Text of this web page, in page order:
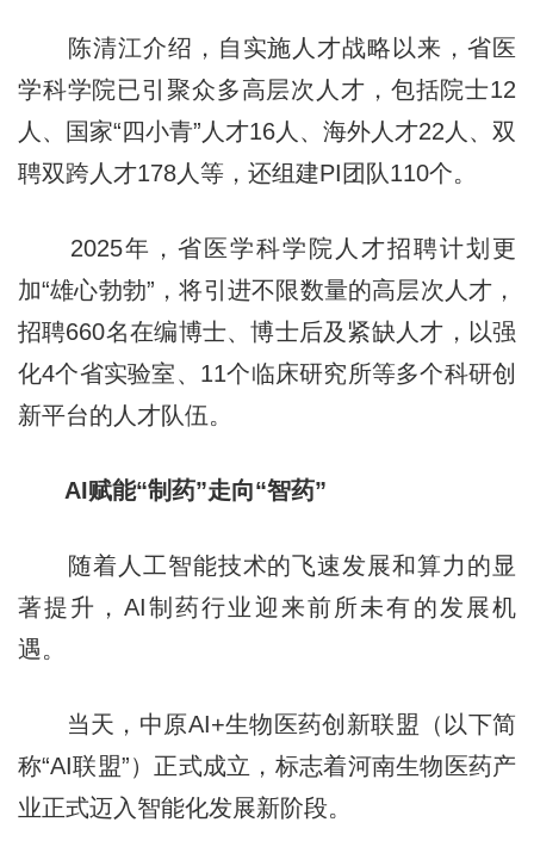
陈清江介绍，自实施人才战略以来，省医
学科学院已引聚众多高层次人才，包括院士12
人、国家“四小青”人才16人、海外人才22人、双
聘双跨人才178人等，还组建PI团队110个。
2025年，省医学科学院人才招聘计划更
加“雄心勃勃”，将引进不限数量的高层次人才，
招聘660名在编博士、博士后及紧缺人才，以强
化4个省实验室、11个临床研究所等多个科研创
新平台的人才队伍。
AI赋能“制药”走向“智药”
随着人工智能技术的飞速发展和算力的显
著提升，AI制药行业迎来前所未有的发展机
遇。
当天，中原AI+生物医药创新联盟（以下简
称“AI联盟”）正式成立，标志着河南生物医药产
业正式迈入智能化发展新阶段。